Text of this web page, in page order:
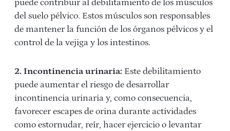
puede contribuir al debilitamiento de los músculos
del suelo pélvico. Estos músculos son responsables
de mantener la función de los órganos pélvicos y el
control de la vejiga y los intestinos.
2. Incontinencia urinaria: Este debilitamiento
puede aumentar el riesgo de desarrollar
incontinencia urinaria y, como consecuencia,
favorecer escapes de orina durante actividades
como estornudar, reír, hacer ejercicio o levantar